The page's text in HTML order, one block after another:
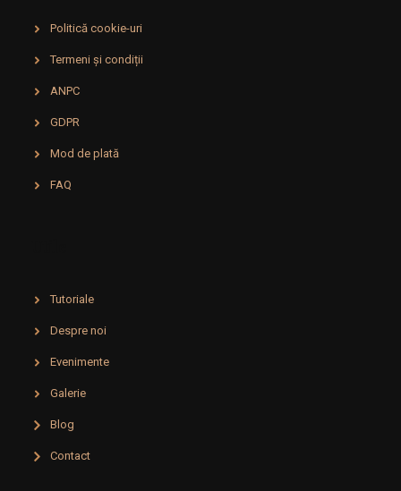
Politică cookie-uri
Termeni și condiții
ANPC
GDPR
Mod de plată
FAQ
Tutoriale
Despre noi
Evenimente
Galerie
Blog
Contact